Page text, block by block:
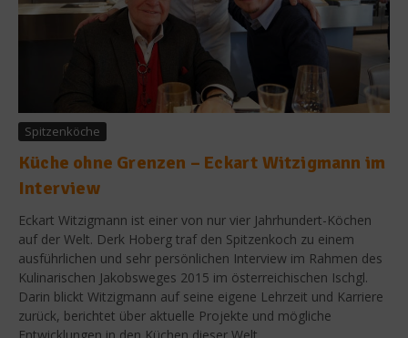
Spitzenköche
Küche ohne Grenzen – Eckart Witzigmann im
Interview
Eckart Witzigmann ist einer von nur vier Jahrhundert-Köchen
auf der Welt. Derk Hoberg traf den Spitzenkoch zu einem
ausführlichen und sehr persönlichen Interview im Rahmen des
Kulinarischen Jakobsweges 2015 im österreichischen Ischgl.
Darin blickt Witzigmann auf seine eigene Lehrzeit und Karriere
zurück, berichtet über aktuelle Projekte und mögliche
Entwicklungen in den Küchen dieser Welt....